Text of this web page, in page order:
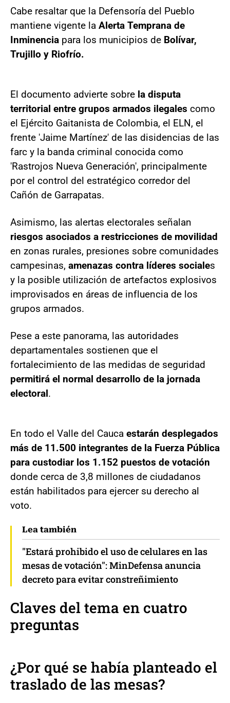
Cabe resaltar que la Defensoría del Pueblo
mantiene vigente la Alerta Temprana de
Inminencia para los municipios de Bolívar,
Trujillo y Riofrío.
El documento advierte sobre la disputa
territorial entre grupos armados ilegales como
el Ejército Gaitanista de Colombia, el ELN, el
frente 'Jaime Martínez' de las disidencias de las
farc y la banda criminal conocida como
'Rastrojos Nueva Generación', principalmente
por el control del estratégico corredor del
Cañón de Garrapatas.
Asimismo, las alertas electorales señalan
riesgos asociados a restricciones de movilidad
en zonas rurales, presiones sobre comunidades
campesinas, amenazas contra líderes sociales
y la posible utilización de artefactos explosivos
improvisados en áreas de influencia de los
grupos armados.
Pese a este panorama, las autoridades
departamentales sostienen que el
fortalecimiento de las medidas de seguridad
permitirá el normal desarrollo de la jornada
electoral.
En todo el Valle del Cauca estarán desplegados
más de 11.500 integrantes de la Fuerza Pública
para custodiar los 1.152 puestos de votación
donde cerca de 3,8 millones de ciudadanos
están habilitados para ejercer su derecho al
voto.
Lea también
"Estará prohibido el uso de celulares en las
mesas de votación": MinDefensa anuncia
decreto para evitar constreñimiento
Claves del tema en cuatro
preguntas
¿Por qué se había planteado el
traslado de las mesas?